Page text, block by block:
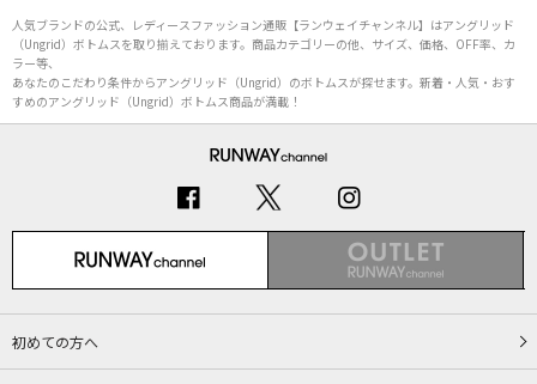
人気ブランドの公式、レディースファッション通販【ランウェイチャンネル】はアングリッド
（Ungrid）ボトムスを取り揃えております。商品カテゴリーの他、サイズ、価格、OFF率、カ
ラー等、
あなたのこだわり条件からアングリッド（Ungrid）のボトムスが探せます。新着・人気・おす
すめのアングリッド（Ungrid）ボトムス商品が満載！
初めての方へ